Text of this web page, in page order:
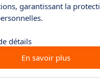
garantissant la
détails
En savoir plus